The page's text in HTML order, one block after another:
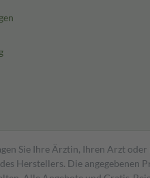
Sie Ihre Ärztin, Ihren Arzt
Die angegebenen